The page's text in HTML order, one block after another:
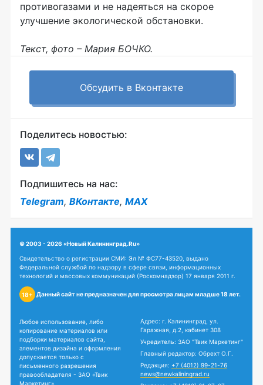
противогазами и не надеяться на скорое
улучшение экологической обстановки.
Текст, фото – Мария БОЧКО.
Обсудить в Вконтакте
Поделитесь новостью:
Подпишитесь на нас:
Telegram, ВКонтакте, MAX
© 2003 - 2026 «Новый Калининград.Ru»
Свидетельство о регистрации СМИ: Эл № ФС77-43520, выдано
Федеральной службой по надзору в сфере связи, информационных
технологий и массовых коммуникаций (Роскомнадзор) 17 января 2011 г.
18+ Данный сайт не предназначен для просмотра лицам младше 18 лет.
Любое использование, либо
копирование материалов или
подборки материалов сайта,
элементов дизайна и оформления
допускается только с
письменного разрешения
правообладателя - ЗАО «Твик
Маркетинг».
Адрес: г. Калининград, ул.
Гаражная, д.2, кабинет 308
Учредитель: ЗАО "Твик Маркетинг"
Главный редактор: Обрехт О.Г.
Редакция: +7 (4012) 99-21-76
news@newkaliningrad.ru